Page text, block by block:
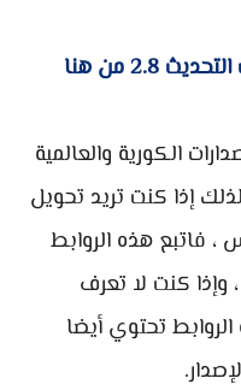
الكورية والعالمية
بت والإصدار 64 بت ، لذلك إذا كنت تريد تحويل
64 أو العكس ، فاتبع هذه الروابط
وإذا كنت لا تعرف
تحتوي أيضا